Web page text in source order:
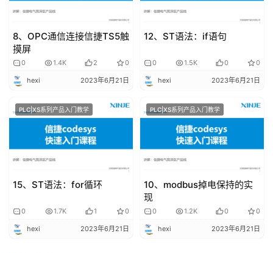
问
答
社
见
问
登录 注册
8、OPC通信连接信捷TS5触
摸屏
0 1.4K 2 0
hexi 2023年6月21日
12、ST语法：if语句
0 1.5K 0 0
hexi 2023年6月21日
PLC|XS系列产品入门教学
15、ST语法：for循环
0 1.7K 1 0
hexi 2023年6月21日
PLC|XS系列产品入门教学
10、modbus掉电保持的实
现
0 1.2K 0 0
hexi 2023年6月21日